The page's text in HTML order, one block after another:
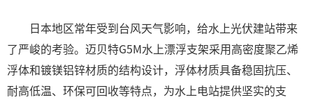
日本地区常年受到台风天气影响，给水上光伏建站带来
了严峻的考验。迈贝特G5M水上漂浮支架采用高密度聚乙烯
浮体和镀镁铝锌材质的结构设计，浮体材质具备稳固抗压、
耐高低温、环保可回收等特点，为水上电站提供坚实的支